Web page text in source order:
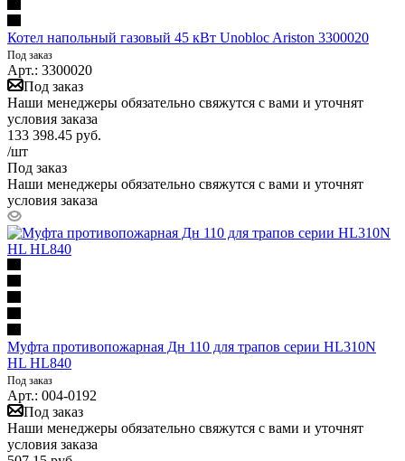
Котел напольный газовый 45 кВт Unobloc Ariston 3300020
Под заказ
Арт.: 3300020
Под заказ
Наши менеджеры обязательно свяжутся с вами и уточнят
условия заказа
133 398.45 руб.
/шт
Под заказ
Наши менеджеры обязательно свяжутся с вами и уточнят
условия заказа
Муфта противопожарная Дн 110 для трапов серии HL310N
HL HL840
Под заказ
Арт.: 004-0192
Под заказ
Наши менеджеры обязательно свяжутся с вами и уточнят
условия заказа